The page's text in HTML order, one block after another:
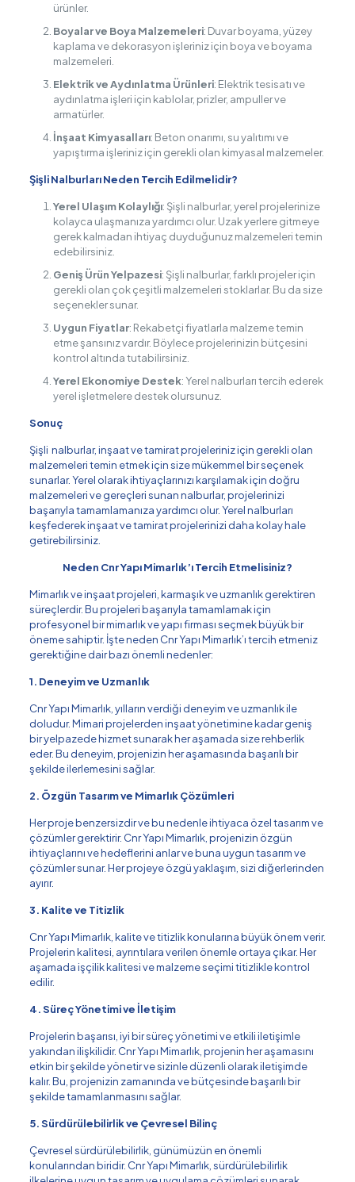
ürünler.
Boyalar ve Boya Malzemeleri: Duvar boyama, yüzey
kaplama ve dekorasyon işleriniz için boya ve boyama
malzemeleri.
Elektrik ve Aydınlatma Ürünleri: Elektrik tesisatı ve
aydınlatma işleri için kablolar, prizler, ampuller ve
armatürler.
İnşaat Kimyasalları: Beton onarımı, su yalıtımı ve
yapıştırma işleriniz için gerekli olan kimyasal malzemeler.
Şişli Nalburları Neden Tercih Edilmelidir?
Yerel Ulaşım Kolaylığı: Şişli nalburlar, yerel projelerinize
kolayca ulaşmanıza yardımcı olur. Uzak yerlere gitmeye
gerek kalmadan ihtiyaç duyduğunuz malzemeleri temin
edebilirsiniz.
Geniş Ürün Yelpazesi: Şişli nalburlar, farklı projeler için
gerekli olan çok çeşitli malzemeleri stoklarlar. Bu da size
seçenekler sunar.
Uygun Fiyatlar: Rekabetçi fiyatlarla malzeme temin
etme şansınız vardır. Böylece projelerinizin bütçesini
kontrol altında tutabilirsiniz.
Yerel Ekonomiye Destek: Yerel nalburları tercih ederek
yerel işletmelere destek olursunuz.
Sonuç
Şişli nalburlar, inşaat ve tamirat projeleriniz için gerekli olan
malzemeleri temin etmek için size mükemmel bir seçenek
sunarlar. Yerel olarak ihtiyaçlarınızı karşılamak için doğru
malzemeleri ve gereçleri sunan nalburlar, projelerinizi
başarıyla tamamlamanıza yardımcı olur. Yerel nalburları
keşfederek inşaat ve tamirat projelerinizi daha kolay hale
getirebilirsiniz.
Neden Cnr Yapı Mimarlık’ı Tercih Etmelisiniz?
Mimarlık ve inşaat projeleri, karmaşık ve uzmanlık gerektiren
süreçlerdir. Bu projeleri başarıyla tamamlamak için
profesyonel bir mimarlık ve yapı firması seçmek büyük bir
öneme sahiptir. İşte neden Cnr Yapı Mimarlık’ı tercih etmeniz
gerektiğine dair bazı önemli nedenler:
1. Deneyim ve Uzmanlık
Cnr Yapı Mimarlık, yılların verdiği deneyim ve uzmanlık ile
doludur. Mimari projelerden inşaat yönetimine kadar geniş
bir yelpazede hizmet sunarak her aşamada size rehberlik
eder. Bu deneyim, projenizin her aşamasında başarılı bir
şekilde ilerlemesini sağlar.
2. Özgün Tasarım ve Mimarlık Çözümleri
Her proje benzersizdir ve bu nedenle ihtiyaca özel tasarım ve
çözümler gerektirir. Cnr Yapı Mimarlık, projenizin özgün
ihtiyaçlarını ve hedeflerini anlar ve buna uygun tasarım ve
çözümler sunar. Her projeye özgü yaklaşım, sizi diğerlerinden
ayırır.
3. Kalite ve Titizlik
Cnr Yapı Mimarlık, kalite ve titizlik konularına büyük önem verir.
Projelerin kalitesi, ayrıntılara verilen önemle ortaya çıkar. Her
aşamada işçilik kalitesi ve malzeme seçimi titizlikle kontrol
edilir.
4. Süreç Yönetimi ve İletişim
Projelerin başarısı, iyi bir süreç yönetimi ve etkili iletişimle
yakından ilişkilidir. Cnr Yapı Mimarlık, projenin her aşamasını
etkin bir şekilde yönetir ve sizinle düzenli olarak iletişimde
kalır. Bu, projenizin zamanında ve bütçesinde başarılı bir
şekilde tamamlanmasını sağlar.
5. Sürdürülebilirlik ve Çevresel Bilinç
Çevresel sürdürülebilirlik, günümüzün en önemli
konularından biridir. Cnr Yapı Mimarlık, sürdürülebilirlik